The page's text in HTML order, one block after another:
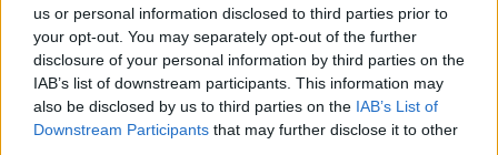
us or personal information disclosed to third parties prior to
your opt-out. You may separately opt-out of the further
disclosure of your personal information by third parties on the
IAB’s list of downstream participants. This information may
also be disclosed by us to third parties on the IAB’s List of
Downstream Participants that may further disclose it to other
Ένας χρόνος Πάπας Λέων ΙΔ’: Η
«αθόρυβη» αρχή και η μετωπική
σύγκρουση με την Ουάσιγκτον
Συμπληρώθηκε σήμερα ένας χρόνος από την